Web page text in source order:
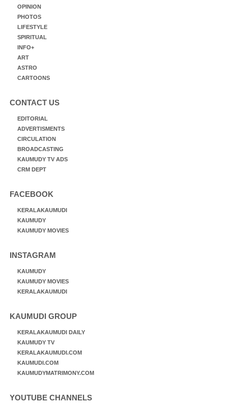
OPINION
PHOTOS
LIFESTYLE
SPIRITUAL
INFO+
ART
ASTRO
CARTOONS
CONTACT US
EDITORIAL
ADVERTISMENTS
CIRCULATION
BROADCASTING
KAUMUDY TV ADS
CRM DEPT
FACEBOOK
KERALAKAUMUDI
KAUMUDY
KAUMUDY MOVIES
INSTAGRAM
KAUMUDY
KAUMUDY MOVIES
KERALAKAUMUDI
KAUMUDI GROUP
KERALAKAUMUDI DAILY
KAUMUDY TV
KERALAKAUMUDI.COM
KAUMUDI.COM
KAUMUDYMATRIMONY.COM
YOUTUBE CHANNELS